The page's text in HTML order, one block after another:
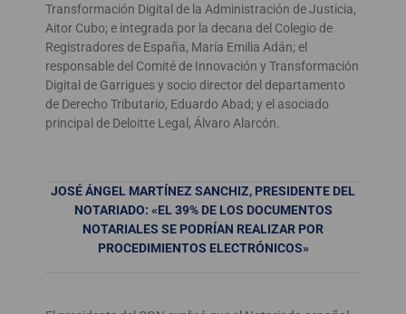
Transformación Digital de la Administración de Justicia,
Aitor Cubo; e integrada por la decana del Colegio de
Registradores de España, María Emilia Adán; el
responsable del Comité de Innovación y Transformación
Digital de Garrigues y socio director del departamento
de Derecho Tributario, Eduardo Abad; y el asociado
principal de Deloitte Legal, Álvaro Alarcón.
JOSÉ ÁNGEL MARTÍNEZ SANCHIZ, PRESIDENTE DEL
NOTARIADO: «EL 39% DE LOS DOCUMENTOS
NOTARIALES SE PODRÍAN REALIZAR POR
PROCEDIMIENTOS ELECTRÓNICOS»